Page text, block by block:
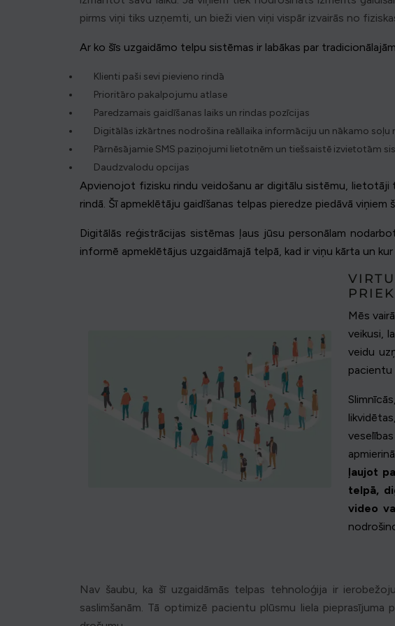
pirms viņi tiks uzņemti, un bieži vien viņi vispār izvairās no
Ar ko šīs uzgaidāmo telpu sistēmas ir labākas par
Klienti paši sevi pievieno rindā
Prioritāro pakalpojumu atlase
Paredzamais gaidīšanas laiks un rindas pozīcijas
Digitālās izkārtnes nodrošina reāllaika informāciju un nākamo soļu
Pārnēsājamie SMS paziņojumi lietotnēm un tiešsaistē izvietotām
Daudzvalodu opcijas
Apvienojot fizisku rindu veidošanu ar digitālu sistēmu, lietotāji
rindā. Šī apmeklētāju gaidīšanas telpas pieredze piedāvā
Digitālās reģistrācijas sistēmas ļaus jūsu personālam
informē apmeklētājus uzgaidāmajā telpā, kad ir viņu kārta un
Mēs
veikusi,
veidu
pacientu
ļaujot
telpā,
video
Nav šaubu, ka šī uzgaidāmās telpas tehnoloģija ir
saslimšanām. Tā optimizē pacientu plūsmu liela